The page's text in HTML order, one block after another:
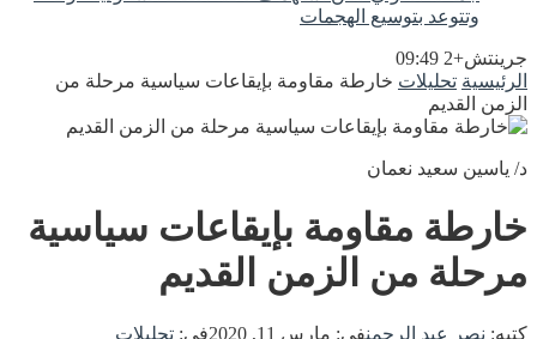
وتتوعد بتوسيع الهجمات
جرينتش+2 09:49
الرئيسية تحليلات خارطة مقاومة بإيقاعات سياسية مرحلة من
الزمن القديم
د/ ياسين سعيد نعمان
خارطة مقاومة بإيقاعات سياسية
مرحلة من الزمن القديم
كتبه: نصر عبد الرحمنفى: مارس 11, 2020 فى: تحليلات